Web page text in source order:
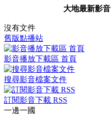
大地最新影音
沒有文件
舊版點播站
影音播放下載區 首頁
搜尋影音檔案文件
訂閱影音下載 RSS
一邊一國